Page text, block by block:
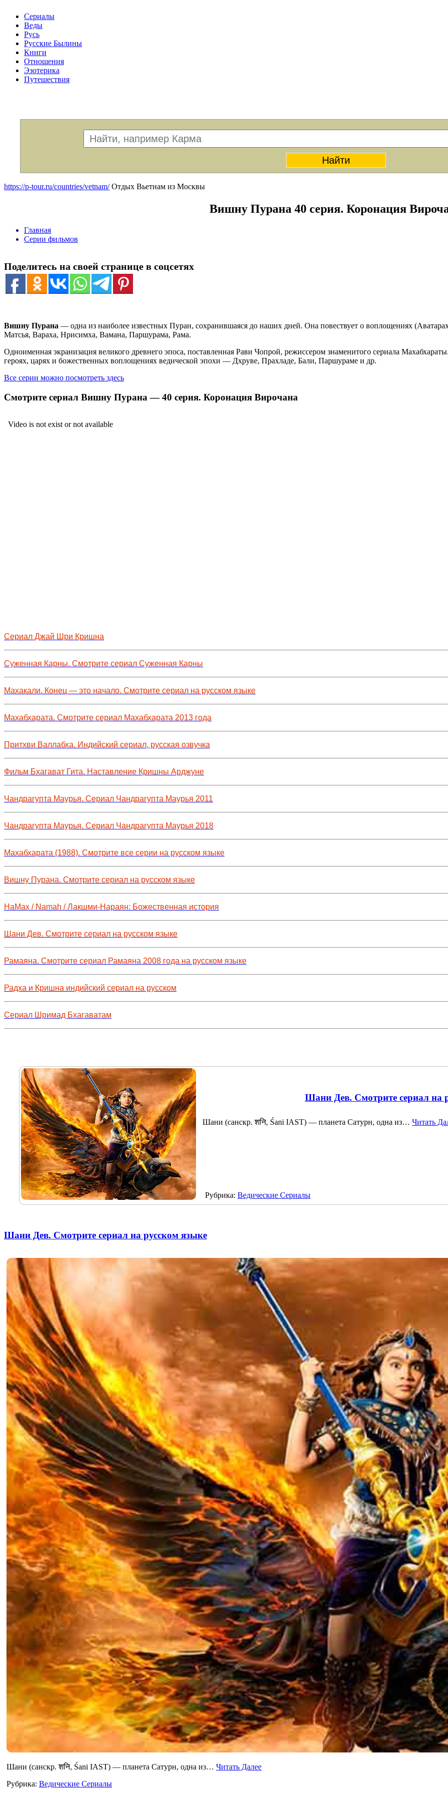
Сериалы
Веды
Русь
Русские Былины
Книги
Отношения
Эзотерика
Путешествия
https://p-tour.ru/countries/vetnam/Отдых Вьетнам из Москвы
Вишну Пурана 40 серия. Коронация
Главная
Серии фильмов
Поделитесь на своей странице в соцсетях
Вишну Пурана — одна из наиболее известных Пуран, сохранившаяся до наших дней. Она повествует о воплощениях
Матсья, Вараха, Нрисимха, Вамана, Паршурама, Рама.
Одноименная экранизация великого древнего эпоса, поставленная Рави Чопрой, режиссером знаменитого сериала
героях, царях и божественных воплощениях ведической эпохи — Дхруве, Прахладе, Бали, Паршураме и др.
Все серии можно посмотреть здесь
Смотрите сериал Вишну Пурана — 40 серия. Коронация Вирочана
Сериал Джай Шри Кришна
Суженная Карны. Смотрите сериал Суженная Карны
Махакали. Конец — это начало. Смотрите сериал на русском языке
Махабхарата. Смотрите сериал Махабхарата 2013 года
Притхви Валлабха. Индийский сериал, русская озвучка
Фильм Бхагават Гита. Наставление Кришны Арджуне
Чандрагупта Маурья. Сериал Чандрагупта Маурья 2011
Чандрагупта Маурья. Сериал Чандрагупта Маурья 2018
Махабхарата (1988). Смотрите все серии на русском языке
Вишну Пурана. Смотрите сериал на русском языке
НаМах / Namah / Лакшми-Нараян: Божественная история
Шани Дев. Смотрите сериал на русском языке
Рамаяна. Смотрите сериал Рамаяна 2008 года на русском языке
Радха и Кришна индийский сериал на русском
Сериал Шримад Бхагаватам
Шани Дев. Смотрите сериал на
Шани (санскр. शनि, Śani IAST) — планета Сатурн, одна из… Читать
Рубрика: Ведические Сериалы
Шани Дев. Смотрите сериал на русском языке
Шани (санскр. शनि, Śani IAST) — планета Сатурн, одна из… Читать Далее
Рубрика: Ведические Сериалы